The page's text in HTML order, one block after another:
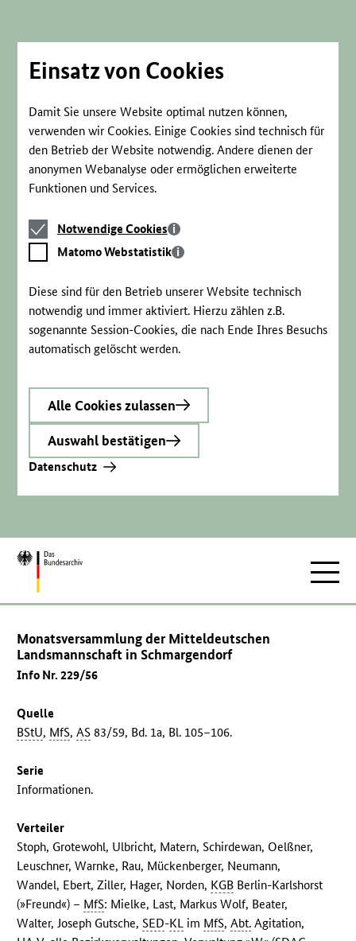
Einsatz von Cookies
Damit Sie unsere Website optimal nutzen können,
verwenden wir Cookies. Einige Cookies sind technisch für
den Betrieb der Website notwendig. Andere dienen der
anonymen Webanalyse oder ermöglichen erweiterte
Funktionen und Services.
Notwendige
Cookies
Notwendige Cookies
Matomo
Webstatistik
Matomo Webstatistik
Diese sind für den Betrieb unserer Website technisch
notwendig und immer aktiviert. Hierzu zählen z.B.
sogenannte Session-Cookies, die nach Ende Ihres Besuchs
automatisch gelöscht werden.
Alle Cookies zulassen
Auswahl bestätigen
Datenschutz
Zur
Monatsversammlung der Mitteldeutschen
Landsmannschaft in Schmargendorf
Info Nr. 229/56
Quelle
BStU, MfS,AS 83/59, Bd. 1a, Bl. 105–106.
Serie
Informationen.
Verteiler
Stoph, Grotewohl, Ulbricht, Matern, Schirdewan, Oelßner,
Leuschner, Warnke, Rau, Mückenberger, Neumann,
Wandel, Ebert, Ziller, Hager, Norden, KGB Berlin-Karlshorst
(»Freund«) – MfS: Mielke, Last, Markus Wolf, Beater,
Walter, Joseph Gutsche,SED-KL im MfS,Abt. Agitation,